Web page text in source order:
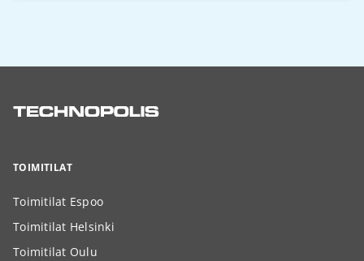
TOIMITILAT
Toimitilat Espoo
Toimitilat Helsinki
Toimitilat Oulu